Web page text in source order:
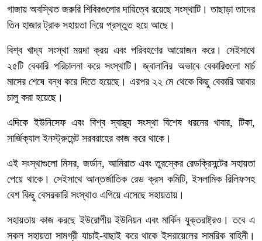
গাজায় অবস্থিত জরুরি শিবিরগুলোর দায়িত্বে রয়েছে সংস্থাটি। তাছাড়া তাদের
তিন হাজার ট্রাক সহায়তা নিয়ে প্রস্তুত হয়ে আছে।
বিশ্ব খাদ্য সংস্থা ময়দা ক্রয় এবং পরিবহণের আয়োজন করে। সেইসাথে
২৫টি বেকারি পরিচালনা করে সংস্থাটি। জ্বালানির অভাবে বেকারিগুলো মার্চ
মাসের শেষে বন্ধ করে দিতে হয়েছে। এরপর ২২ মে থেকে কিছু বেকারি আবার
চালু করা হয়েছে।
এদিকে ইউনিসেফ এবং বিশ্ব স্বাস্থ্য সংস্থা বিশেষ ধরনের খাবার, টিকা,
সার্জিক্যাল ইনস্ট্রুমেন্ট সরবরাহের কাজ করে থাকে।
এই সংস্থাগুলো মিসর, জর্ডান, আমিরাত এবং তুরস্কের রেডক্রিসন্টের সহায়তা
পেয়ে থাকে। সেইসাথে আন্তর্জাতিক রেড ক্রস কমিটি, ইসলামিক রিলিফসহ
বেশ কিছু বেসরকারি সংস্থাও এগিয়ে এসেছে সহায়তায়।
সহায়তায় কাজ করছে ইউরোপীয় ইউনিয়ন এবং মার্কিন যুক্তরাষ্ট্রও। তবে এ
সকল সহায়তা সামগ্রী যাচাই-বাছাই করে থাকে ইসরায়েলের সামরিক বাহিনী।